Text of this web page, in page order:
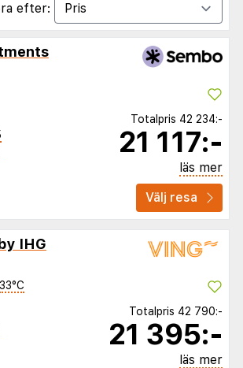
efter:
Totalpris 42 234:-
21 117:-
läs mer
Välj resa
IHG
33°C
Totalpris 42 790:-
21 395:-
läs mer